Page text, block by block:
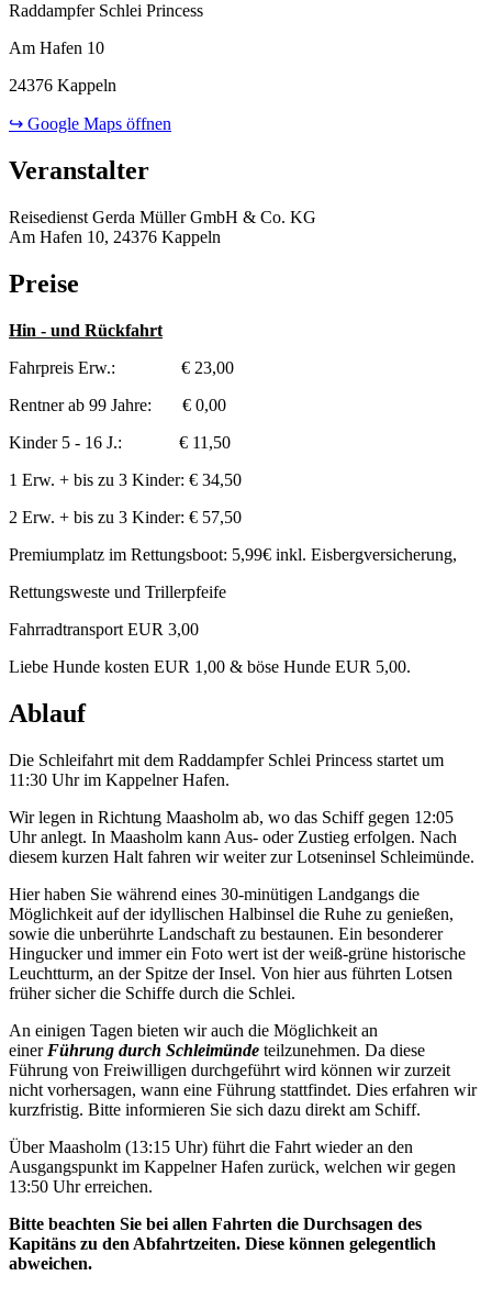
Raddampfer Schlei Princess
Am Hafen 10
24376 Kappeln
↪ Google Maps öffnen
Veranstalter
Reisedienst Gerda Müller GmbH & Co. KG
Am Hafen 10, 24376 Kappeln
Preise
Hin - und Rückfahrt
Fahrpreis Erw.: € 23,00
Rentner ab 99 Jahre: € 0,00
Kinder 5 - 16 J.: € 11,50
1 Erw. + bis zu 3 Kinder: € 34,50
2 Erw. + bis zu 3 Kinder: € 57,50
Premiumplatz im Rettungsboot: 5,99€ inkl. Eisbergversicherung,
Rettungsweste und Trillerpfeife
Fahrradtransport EUR 3,00
Liebe Hunde kosten EUR 1,00 & böse Hunde EUR 5,00.
Ablauf
Die Schleifahrt mit dem Raddampfer Schlei Princess startet um
11:30 Uhr im Kappelner Hafen.
Wir legen in Richtung Maasholm ab, wo das Schiff gegen 12:05
Uhr anlegt. In Maasholm kann Aus- oder Zustieg erfolgen. Nach
diesem kurzen Halt fahren wir weiter zur Lotseninsel Schleimünde.
Hier haben Sie während eines 30-minütigen Landgangs die
Möglichkeit auf der idyllischen Halbinsel die Ruhe zu genießen,
sowie die unberührte Landschaft zu bestaunen. Ein besonderer
Hingucker und immer ein Foto wert ist der weiß-grüne historische
Leuchtturm, an der Spitze der Insel. Von hier aus führten Lotsen
früher sicher die Schiffe durch die Schlei.
An einigen Tagen bieten wir auch die Möglichkeit an
einer Führung durch Schleimünde teilzunehmen. Da diese
Führung von Freiwilligen durchgeführt wird können wir zurzeit
nicht vorhersagen, wann eine Führung stattfindet. Dies erfahren wir
kurzfristig. Bitte informieren Sie sich dazu direkt am Schiff.
Über Maasholm (13:15 Uhr) führt die Fahrt wieder an den
Ausgangspunkt im Kappelner Hafen zurück, welchen wir gegen
13:50 Uhr erreichen.
Bitte beachten Sie bei allen Fahrten die Durchsagen des
Kapitäns zu den Abfahrtzeiten. Diese können gelegentlich
abweichen.